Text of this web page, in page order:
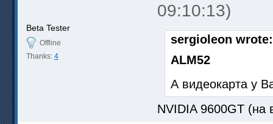
09:10:13)
Beta Tester
Offline
Thanks: 4
sergioleon wrote:
ALM52
А видеокарта у
NVIDIA 9600GT (на